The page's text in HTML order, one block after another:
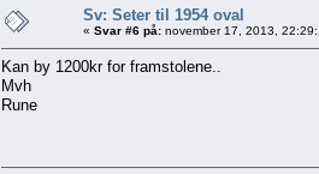
Sv: Seter til 1954 oval
« Svar #6 på: november 17, 2013,
Kan by 1200kr for framstolene..
Mvh
Rune